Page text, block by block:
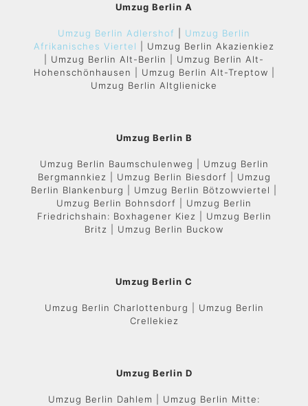
Umzug Berlin A
Umzug Berlin Adlershof
Umzug Berlin
Afrikanisches Viertel
| Umzug Berlin Akazienkiez
| Umzug Berlin Alt-Berlin | Umzug Berlin Alt-
Hohenschönhausen | Umzug Berlin Alt-Treptow |
Umzug Berlin Altglienicke
Umzug Berlin B
Umzug Berlin Baumschulenweg | Umzug Berlin
Bergmannkiez | Umzug Berlin Biesdorf | Umzug
Berlin Blankenburg | Umzug Berlin Bötzowviertel |
Umzug Berlin Bohnsdorf | Umzug Berlin
Friedrichshain: Boxhagener Kiez | Umzug Berlin
Britz | Umzug Berlin Buckow
Umzug Berlin C
Umzug Berlin Charlottenburg | Umzug Berlin
Crellekiez
Umzug Berlin D
Umzug Berlin Dahlem | Umzug Berlin Mitte: